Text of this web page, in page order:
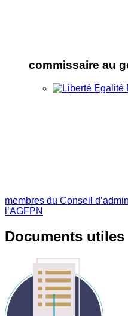
commissaire au
membres du Conseil
l’AGFPN
Documents utiles